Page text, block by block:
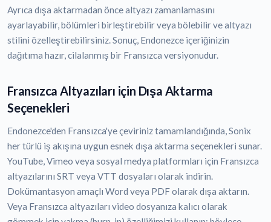
Ayrıca dışa aktarmadan önce altyazı zamanlamasını
ayarlayabilir, bölümleri birleştirebilir veya bölebilir ve altyazı
stilini özelleştirebilirsiniz. Sonuç, Endonezce içeriğinizin
dağıtıma hazır, cilalanmış bir Fransızca versiyonudur.
Fransızca Altyazıları için Dışa Aktarma
Seçenekleri
Endonezce'den Fransızca'ye çeviriniz tamamlandığında, Sonix
her türlü iş akışına uygun esnek dışa aktarma seçenekleri sunar.
YouTube, Vimeo veya sosyal medya platformları için Fransızca
altyazılarını SRT veya VTT dosyaları olarak indirin.
Dokümantasyon amaçlı Word veya PDF olarak dışa aktarın.
Veya Fransızca altyazıları video dosyanıza kalıcı olarak